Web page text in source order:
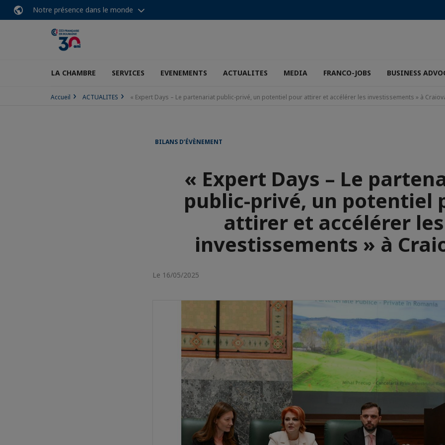
Notre présence dans le monde
LA CHAMBRE SERVICES EVENEMENTS ACTUALITES MEDIA FRANCO-JOBS BUSINESS
Accueil ACTUALITES « Expert Days – Le partenariat public-privé, un potentiel pour attirer et accélérer les investissements » à
BILANS D’ÉVÈNEMENT
« Expert Days – Le
public-privé, un potentiel
attirer et accélérer les
investissements » à
Le 16/05/2025